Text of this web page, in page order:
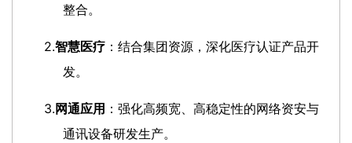
整合。
2.智慧医疗 ：结合集团资源，深化医疗认证产品开
发。
3. 网通应用 ：强化高频宽、高稳定性的网络资安与
通讯设备研发生产。